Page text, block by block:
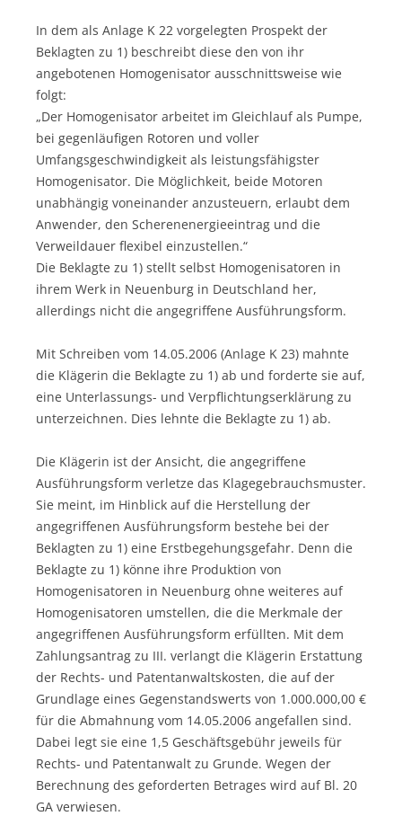
In dem als Anlage K 22 vorgelegten Prospekt der
Beklagten zu 1) beschreibt diese den von ihr
angebotenen Homogenisator ausschnittsweise wie
folgt:
„Der Homogenisator arbeitet im Gleichlauf als Pumpe,
bei gegenläufigen Rotoren und voller
Umfangsgeschwindigkeit als leistungsfähigster
Homogenisator. Die Möglichkeit, beide Motoren
unabhängig voneinander anzusteuern, erlaubt dem
Anwender, den Scherenenergieeintrag und die
Verweildauer flexibel einzustellen.“
Die Beklagte zu 1) stellt selbst Homogenisatoren in
ihrem Werk in Neuenburg in Deutschland her,
allerdings nicht die angegriffene Ausführungsform.
Mit Schreiben vom 14.05.2006 (Anlage K 23) mahnte
die Klägerin die Beklagte zu 1) ab und forderte sie auf,
eine Unterlassungs- und Verpflichtungserklärung zu
unterzeichnen. Dies lehnte die Beklagte zu 1) ab.
Die Klägerin ist der Ansicht, die angegriffene
Ausführungsform verletze das Klagegebrauchsmuster.
Sie meint, im Hinblick auf die Herstellung der
angegriffenen Ausführungsform bestehe bei der
Beklagten zu 1) eine Erstbegehungsgefahr. Denn die
Beklagte zu 1) könne ihre Produktion von
Homogenisatoren in Neuenburg ohne weiteres auf
Homogenisatoren umstellen, die die Merkmale der
angegriffenen Ausführungsform erfüllten. Mit dem
Zahlungsantrag zu III. verlangt die Klägerin Erstattung
der Rechts- und Patentanwaltskosten, die auf der
Grundlage eines Gegenstandswerts von 1.000.000,00 €
für die Abmahnung vom 14.05.2006 angefallen sind.
Dabei legt sie eine 1,5 Geschäftsgebühr jeweils für
Rechts- und Patentanwalt zu Grunde. Wegen der
Berechnung des geforderten Betrages wird auf Bl. 20
GA verwiesen.